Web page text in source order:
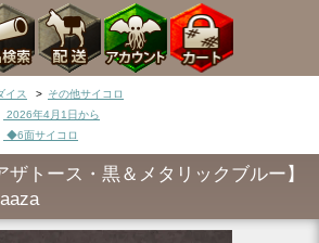
イス > その他サイコロ
2026年4月1日から
◆6面サイコロ
ザトース・黒＆メタリックブルー】